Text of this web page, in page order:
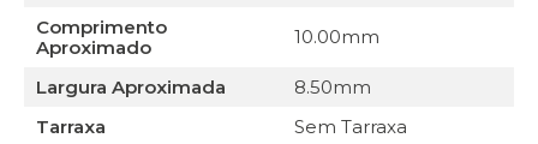
Comprimento
Aproximado
10.00mm
Largura Aproximada
8.50mm
Tarraxa
Sem Tarraxa